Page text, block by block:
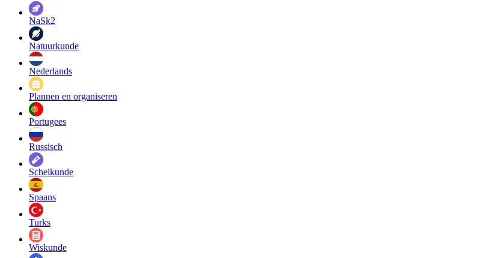
NaSk2
Natuurkunde
Nederlands
Plannen en organiseren
Portugees
Russisch
Scheikunde
Spaans
Turks
Wiskunde